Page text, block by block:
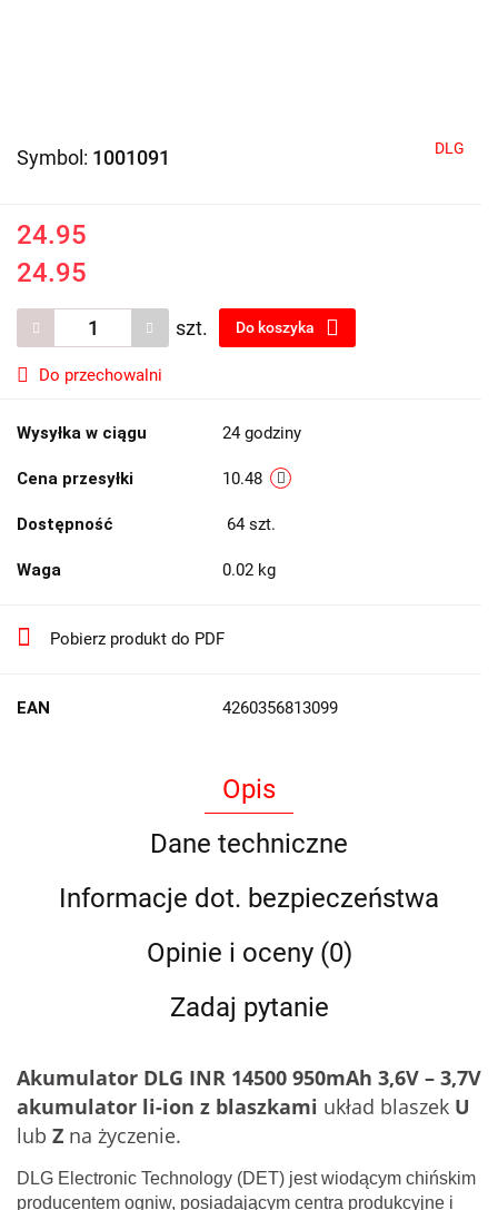
Symbol: 1001091 DLG
24.95
24.95
szt. Do koszyka
Do przechowalni
Wysyłka w ciągu 24 godziny
Cena przesyłki 10.48
Dostępność 64 szt.
Waga 0.02 kg
Pobierz produkt do PDF
EAN 4260356813099
Opis
Dane techniczne
Informacje dot. bezpieczeństwa
Opinie i oceny (0)
Zadaj pytanie
Akumulator DLG INR 14500 950mAh 3,6V – 3,7V
akumulator li-ion z blaszkami układ blaszek U
lub Z na życzenie.
DLG Electronic Technology (DET) jest wiodącym chińskim
producentem ogniw, posiadającym centra produkcyjne i